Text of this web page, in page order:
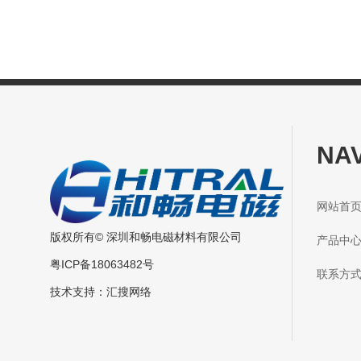
版权所有© 深圳和畅电磁材料有限公司
粤ICP备18063482号
技术支持： 汇搜网络
网站
产品
联系